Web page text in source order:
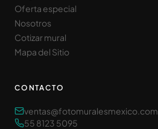
Oferta especial
Nosotros
Cotizar mural
Mapa del Sitio
CONTACTO
ventas@fotomuralesmexico.com
55 8123 5095